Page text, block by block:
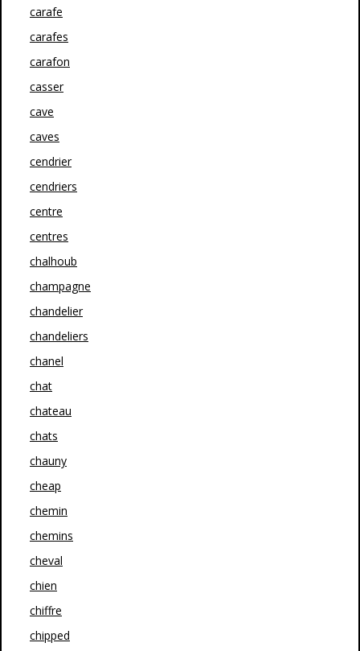
carafe
carafes
carafon
casser
cave
caves
cendrier
cendriers
centre
centres
chalhoub
champagne
chandelier
chandeliers
chanel
chat
chateau
chats
chauny
cheap
chemin
chemins
cheval
chien
chiffre
chipped